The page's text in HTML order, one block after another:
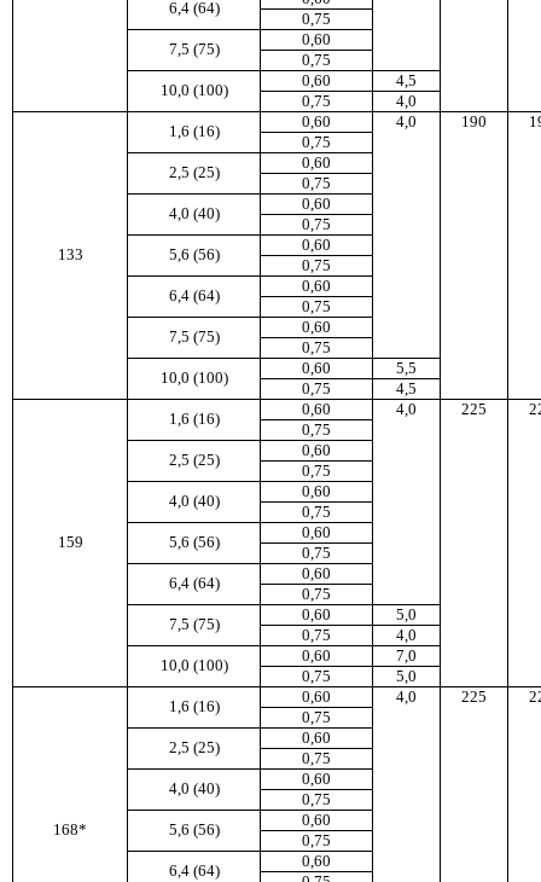
6,4 (64)
0,75
7,5 (75)
0,60
0,75
10,0 (100)
0,60
4,5
0,75
4,0
133
1,6 (16)
0,60 4,0 190
0,75
2,5 (25)
0,60
0,75
4,0 (40)
0,60
0,75
5,6 (56)
0,60
0,75
6,4 (64)
0,60
0,75
7,5 (75)
0,60
0,75
10,0 (100)
0,60
5,5
0,75
4,5
159
1,6 (16)
0,60 4,0 225
0,75
2,5 (25)
0,60
0,75
4,0 (40)
0,60
0,75
5,6 (56)
0,60
0,75
6,4 (64)
0,60
0,75
7,5 (75)
0,60
5,0
0,75
4,0
10,0 (100)
0,60
7,0
0,75
5,0
168*
1,6 (16)
0,60 4,0 225
0,75
2,5 (25)
0,60
0,75
4,0 (40)
0,60
0,75
5,6 (56)
0,60
0,75
6,4 (64)
0,60